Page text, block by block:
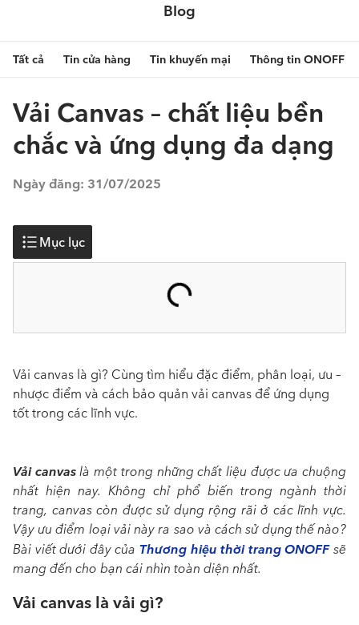
Blog
Tất cả Tin cửa hàng Tin khuyến mại Thông tin ONOFF
Vải Canvas – chất liệu bền
chắc và ứng dụng đa dạng
Ngày đăng: 31/07/2025
Mục lục
Vải canvas là gì? Cùng tìm hiểu đặc điểm, phân loại, ưu –
nhược điểm và cách bảo quản vải canvas để ứng dụng
tốt trong các lĩnh vực.
Vải canvaslà một trong những chất liệu được ưa chuộng
nhất hiện nay. Không chỉ phổ biến trong ngành thời
trang, canvas còn được sử dụng rộng rãi ở các lĩnh vực.
Vậy ưu điểm loại vải này ra sao và cách sử dụng thế nào?
Bài viết dưới đây của Thương hiệu thời trangONOFFsẽ
mang đến cho bạn cái nhìn toàn diện nhất.
Vải canvas là vải gì?